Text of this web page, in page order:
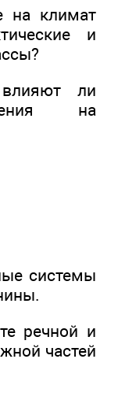
на климат
и
ли
на
системы
речной и
частей